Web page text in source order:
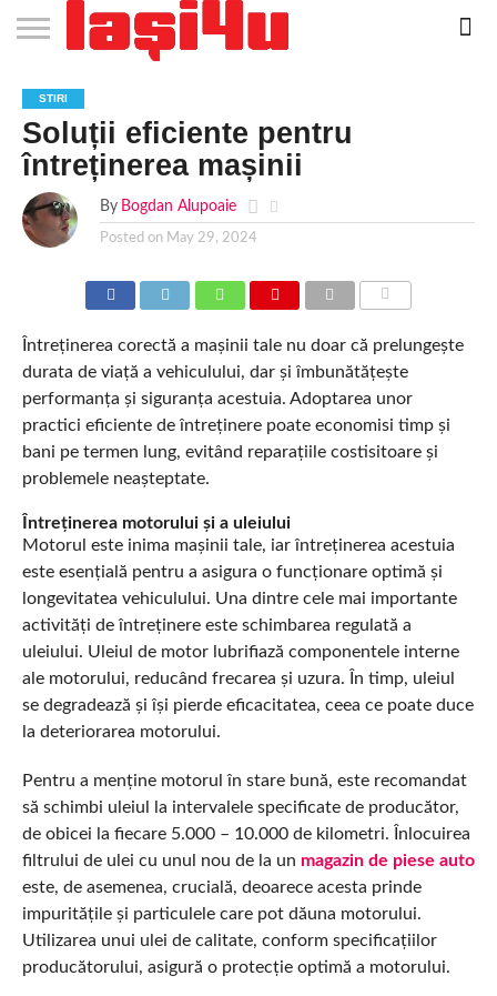
STIRI
APARTAMENTE
NOI IASI
STIRI
IASI
JOBS
IN
IASI
FILME
LA
CINEMA
CLUBURI /
DISCOTECI
BARURI /
CAFENELE
SALI DE
FORTA
SI
FITNESS
SALOANE DE
INFRUMUSETARE
AGENTII
DE
TURISM
IASI
RESTAURANTE
IN IASI
PIZZA
IN
IASI
PISCINA
IN IASI
FLORARII
RADIO
LIVE
IN
IASI
SPALATORII
AUTO
TRACTARI
AUTO
TAXI
IN
IASI
CINEMA
TEATRU
HOTELURI
/
PENSIUNI
TEREN
SPORTIV
TEREN
TENIS
IASI
FARMACII
NON
STOP
COFFEE-
TO-GO
FIRME DE
PUBLICITATE
RENT
A
CAR
STIRI
Soluții eficiente pentru
întreținerea mașinii
By Bogdan Alupoaie
Posted on May 29, 2024
Întreținerea corectă a mașinii tale nu doar că prelungește
durata de viață a vehiculului, dar și îmbunătățește
performanța și siguranța acestuia. Adoptarea unor
practici eficiente de întreținere poate economisi timp și
bani pe termen lung, evitând reparațiile costisitoare și
problemele neașteptate.
Întreținerea motorului și a uleiului
Motorul este inima mașinii tale, iar întreținerea acestuia
este esențială pentru a asigura o funcționare optimă și
longevitatea vehiculului. Una dintre cele mai importante
activități de întreținere este schimbarea regulată a
uleiului. Uleiul de motor lubrifiază componentele interne
ale motorului, reducând frecarea și uzura. În timp, uleiul
se degradează și își pierde eficacitatea, ceea ce poate duce
la deteriorarea motorului.
Pentru a menține motorul în stare bună, este recomandat
să schimbi uleiul la intervalele specificate de producător,
de obicei la fiecare 5.000 – 10.000 de kilometri. Înlocuirea
filtrului de ulei cu unul nou de la un magazin de piese auto
este, de asemenea, crucială, deoarece acesta prinde
impuritățile și particulele care pot dăuna motorului.
Utilizarea unui ulei de calitate, conform specificațiilor
producătorului, asigură o protecție optimă a motorului.